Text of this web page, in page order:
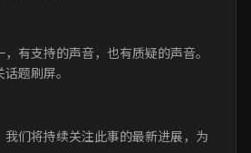
有支持的声音，也有质疑的声音。
题刷屏。
们将持续关注此事的最新进展，为